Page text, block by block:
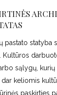
pastato statyba
Kultūros
sąlygų,
keliomis
paskirties